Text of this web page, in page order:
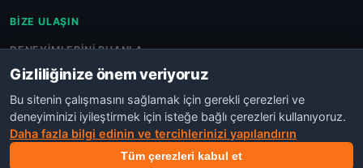
BIZE ULAŞIN
DENEYIMLERINI PUANLA
©COPYRIGHT 2026 OTO TARTIŞMA.POWERED BYNEXORA
AJANS
TOPLULUK İLKELERI
Gizliliğinize önem veriyoruz
Bu sitenin çalışmasını sağlamak için gerekli çerezleri ve
deneyiminizi iyileştirmek için isteğe bağlı çerezleri kullanıyoruz.
Daha fazla bilgi edinin ve tercihlerinizi yapılandırın
Tüm çerezleri kabul et